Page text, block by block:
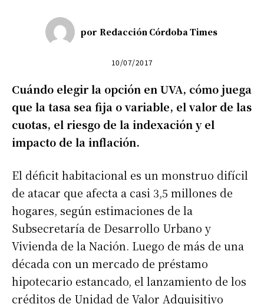
por Redacción Córdoba Times
10/07/2017
Cuándo elegir la opción en UVA, cómo juega
que la tasa sea fija o variable, el valor de las
cuotas, el riesgo de la indexación y el
impacto de la inflación.
El déficit habitacional es un monstruo difícil
de atacar que afecta a casi 3,5 millones de
hogares, según estimaciones de la
Subsecretaría de Desarrollo Urbano y
Vivienda de la Nación. Luego de más de una
década con un mercado de préstamo
hipotecario estancado, el lanzamiento de los
créditos de Unidad de Valor Adquisitivo